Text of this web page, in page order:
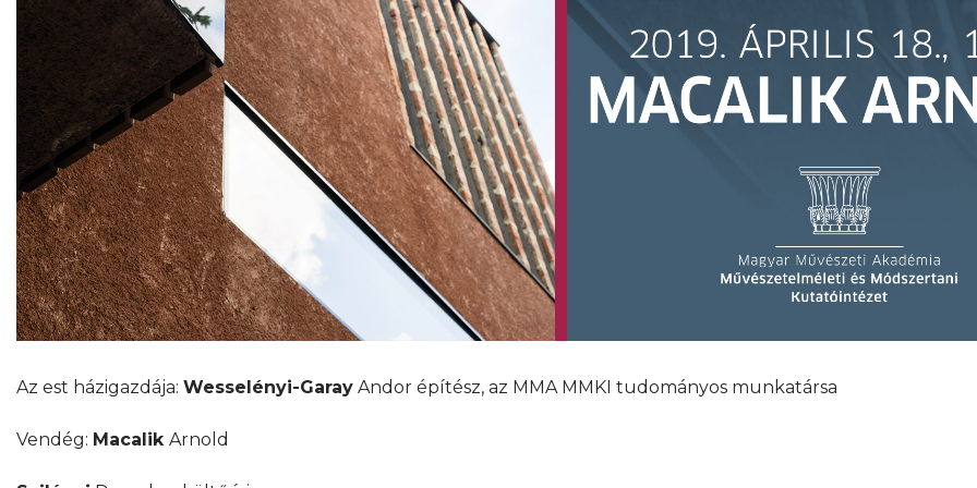
Az est házigazdája: Wesselényi-Garay Andor építész, az MMA MMKI tudományos munkatársa
Vendég: Macalik Arnold